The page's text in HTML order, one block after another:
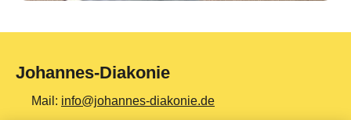
Johannes-Diakonie
Mail: info@johannes-diakonie.de